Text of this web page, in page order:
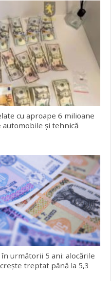
cu aproape 6 milioane
și tehnică
următorii 5 ani: alocările
treptat până la 5,3